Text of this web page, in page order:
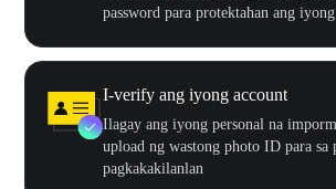
password para protektahan ang
I-verify ang iyong account
Ilagay ang iyong personal na
upload ng wastong photo ID para sa
pagkakakilanlan